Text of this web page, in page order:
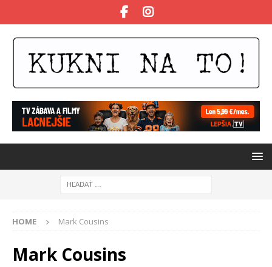
HOME Mark Cousins
Mark Cousins